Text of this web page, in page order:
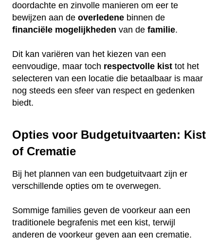
doordachte en zinvolle manieren om eer te
bewijzen aan de overledene binnen de
financiële mogelijkheden van de familie.
Dit kan variëren van het kiezen van een
eenvoudige, maar toch respectvolle kist tot het
selecteren van een locatie die betaalbaar is maar
nog steeds een sfeer van respect en gedenken
biedt.
Opties voor Budgetuitvaarten: Kist
of Crematie
Bij het plannen van een budgetuitvaart zijn er
verschillende opties om te overwegen.
Sommige families geven de voorkeur aan een
traditionele begrafenis met een kist, terwijl
anderen de voorkeur geven aan een crematie.